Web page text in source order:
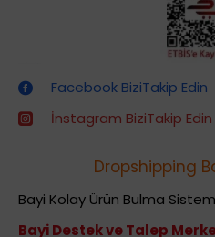
Facebook BiziTakip Edin
İnstagram BiziTakip Edin
Dropshipping
Bayi Kolay Ürün Bulma
Bayi Destek ve Talep